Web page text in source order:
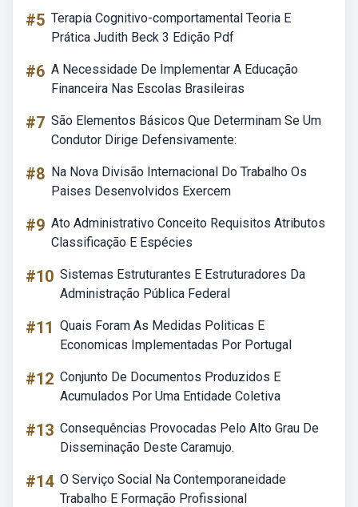
#5 Terapia Cognitivo-comportamental Teoria E
Prática Judith Beck 3 Edição Pdf
#6 A Necessidade De Implementar A Educação
Financeira Nas Escolas Brasileiras
#7 São Elementos Básicos Que Determinam Se Um
Condutor Dirige Defensivamente:
#8 Na Nova Divisão Internacional Do Trabalho Os
Paises Desenvolvidos Exercem
#9 Ato Administrativo Conceito Requisitos Atributos
Classificação E Espécies
#10 Sistemas Estruturantes E Estruturadores Da
Administração Pública Federal
#11 Quais Foram As Medidas Politicas E
Economicas Implementadas Por Portugal
#12 Conjunto De Documentos Produzidos E
Acumulados Por Uma Entidade Coletiva
#13 Consequências Provocadas Pelo Alto Grau De
Disseminação Deste Caramujo.
#14 O Serviço Social Na Contemporaneidade
Trabalho E Formação Profissional